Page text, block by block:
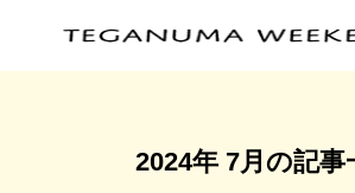
2024年 7月の記事